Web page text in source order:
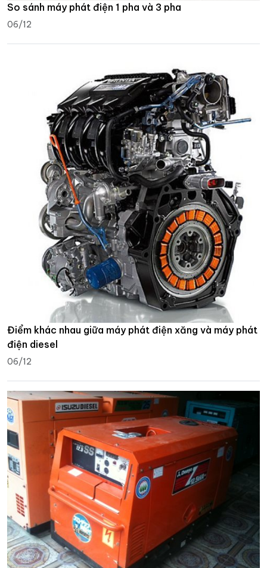
So sánh máy phát điện 1 pha và 3 pha
06/12
Điểm khác nhau giữa máy phát điện xăng và máy phát
điện diesel
06/12